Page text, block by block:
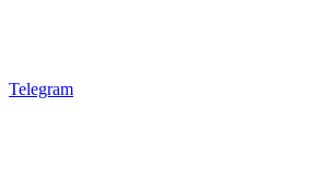
Telegram